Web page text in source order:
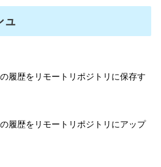
ュ
履歴をリモートリポジトリに保存す
履歴をリモートリポジトリにアップ